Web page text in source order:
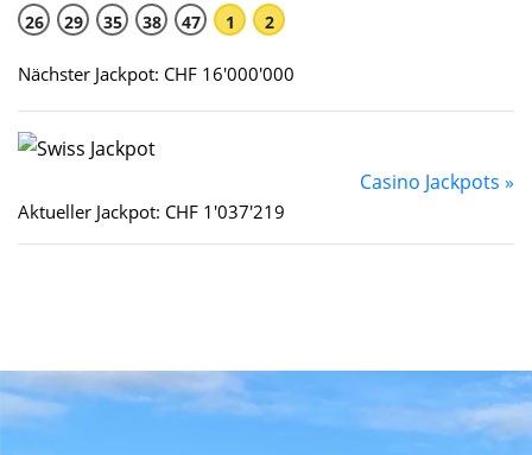
26 29 35 38 47 1 2
Nächster Jackpot: CHF 16'000'000
Casino Jackpots »
Aktueller Jackpot: CHF 1'037'219